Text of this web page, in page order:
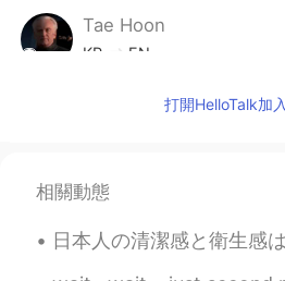
Tae Hoon
KR EN
friends. I could only
Takuya
JP
I really wanna go
打開HelloTalk加
相關動態
日本人の清潔感と衛生感は昔から世界中に知られています。 17世紀にさかのぼって来日ヨーロッパ人が残した旅の記録に彼ら